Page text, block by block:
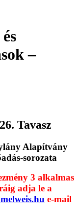
–
Tavasz
Alapítvány
sorozata
3 alkalmas
adja le a
e-mail